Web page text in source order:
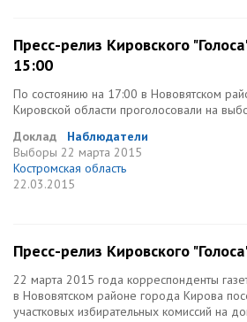
Пресс-релиз Кировского
15:00
По состоянию на 17:00 в Нововятском
Кировской области проголосовали на
Доклад
Наблюдатели
Выборы 22 марта 2015
Костромская область
22.03.2015
Пресс-релиз Кировского
22 марта 2015 года корреспонденты
в Нововятском районе города Кирова
участковых избирательных комиссий на